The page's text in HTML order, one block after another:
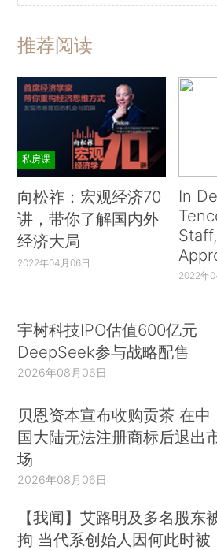
推荐阅读
私房课
向松祚：宏观经济70
讲，带你了解国内外
经济大局
2022年04月06日
In
2022年
宇树科技IPO估值600亿元
DeepSeek参与战略配售
2026年08月06日
贝恩资本宣布收购贡茶 在中
国大陆无法注册商标后退出
场
2026年08月06日
【我闻】艾路明及多名股东
拘 当代系创始人因何此时被